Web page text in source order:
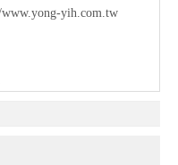
yih.com.tw